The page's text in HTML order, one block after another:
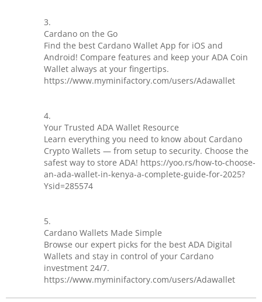
3.
Cardano on the Go
Find the best Cardano Wallet App for iOS and
Android! Compare features and keep your ADA Coin
Wallet always at your fingertips.
https://www.myminifactory.com/users/Adawallet
4.
Your Trusted ADA Wallet Resource
Learn everything you need to know about Cardano
Crypto Wallets — from setup to security. Choose the
safest way to store ADA! https://yoo.rs/how-to-choose-
an-ada-wallet-in-kenya-a-complete-guide-for-2025?
Ysid=285574
5.
Cardano Wallets Made Simple
Browse our expert picks for the best ADA Digital
Wallets and stay in control of your Cardano
investment 24/7.
https://www.myminifactory.com/users/Adawallet